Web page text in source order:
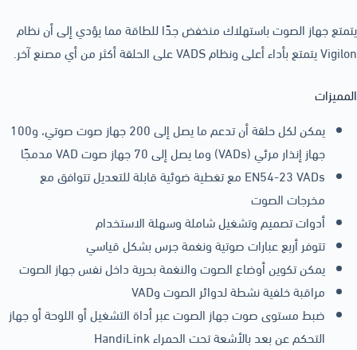
يتمتع جهاز الصوت باستهلاك منخفض جدًا للطاقة مما يؤدي إلى أن نظام
Vigilon يتمتع بأداء أعلى ونظام VADS على الحلقة أكثر من أي مصنع آخر.
المميزات
يمكن لكل حلقة أن تدعم ما يصل إلى 200 جهاز صوت صوتي، و100
جهاز إنذار مرئي (VADs) وما يصل إلى 70 جهاز صوت VAD مدمجًا
EN54-23 VADs مع تغطية ضوئية قابلة للتعديل تتوافق مع
مخرجات الصوت
أدوات تصميم وتشغيل شاملة وسهلة الاستخدام
تتوفر أربع عبارات صوتية ونغمة جرس بشكل قياسي
يمكن تكوين أوضاع الصوت والنغمة بحرية داخل نفس جهاز الصوت
مراقبة خلفية نشطة لدوائر الصوت وVAD
ضبط مستوى صوت جهاز الصوت عبر أداة التشغيل أو اللوحة أو جهاز
التحكم عن بعد بالأشعة تحت الحمراء HandiLink